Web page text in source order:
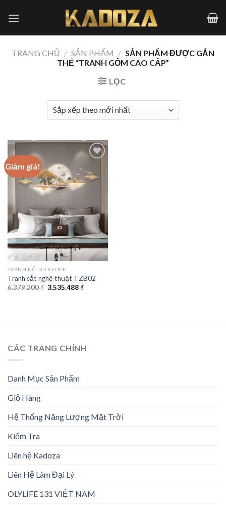
TRANG CHỦ / SẢN PHẨM / SẢN PHẨM ĐƯỢC GẮN
THẺ “TRANH GỐM CAO CẤP”
LỌC
Giảm giá!
Add to
TRANH NỔI 3D RELIFE
Tranh sắt nghệ thuật TZB02
6.379.200₫ Giá
3.535.488₫Giá
CÁC TRANG CHÍNH
Danh Mục Sản Phẩm
Giỏ Hàng
Hệ Thống Năng Lượng Mặt Trời
Kiểm Tra
Liên hệ Kadoza
Liên Hệ Làm Đại Lý
OLYLIFE 131 VIỆT NAM